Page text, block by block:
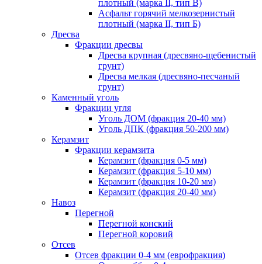
плотный (марка II, тип В)
Асфальт горячий мелкозернистый
плотный (марка II, тип Б)
Дресва
Фракции дресвы
Дресва крупная (дресвяно-щебенистый
грунт)
Дресва мелкая (дресвяно-песчаный
грунт)
Каменный уголь
Фракции угля
Уголь ДОМ (фракция 20-40 мм)
Уголь ДПК (фракция 50-200 мм)
Керамзит
Фракции керамзита
Керамзит (фракция 0-5 мм)
Керамзит (фракция 5-10 мм)
Керамзит (фракция 10-20 мм)
Керамзит (фракция 20-40 мм)
Навоз
Перегной
Перегной конский
Перегной коровий
Отсев
Отсев фракции 0-4 мм (еврофракция)